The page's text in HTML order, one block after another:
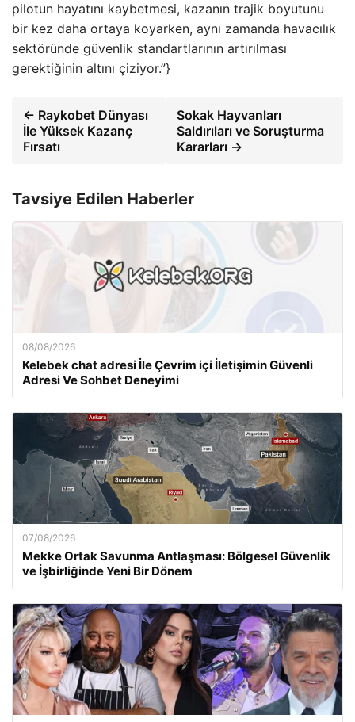
pilotun hayatını kaybetmesi, kazanın trajik boyutunu
bir kez daha ortaya koyarken, aynı zamanda havacılık
sektöründe güvenlik standartlarının artırılması
gerektiğinin altını çiziyor.”}
← Raykobet Dünyası
İle Yüksek Kazanç
Fırsatı
Sokak Hayvanları
Saldırıları ve Soruşturma
Kararları →
Tavsiye Edilen Haberler
08/08/2026
Kelebek chat adresi İle Çevrim içi İletişimin Güvenli
Adresi Ve Sohbet Deneyimi
07/08/2026
Mekke Ortak Savunma Antlaşması: Bölgesel Güvenlik
ve İşbirliğinde Yeni Bir Dönem